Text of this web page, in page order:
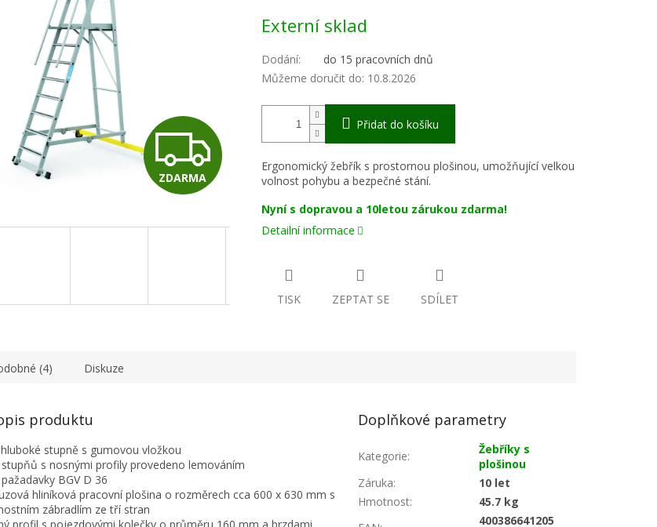
hvězdiček.
Z
D
R
ZDARMA
cena:
Externí sklad
Dodání:
do 15 pracovních dnů
Můžeme doručit do: 10.8.2026
Přidat do košíku
Ergonomický žebřík s prostornou plošinou, umožňující velkou
volnost pohybu a bezpečné stání.
Nyní s dopravou a 10letou zárukou zdarma!
Detailní informace
TISK ZEPTAT SE SDÍLET
(4) Diskuze
produktu
stupně s gumovou vložkou
s nosnými profily provedeno lemováním
BGV D 36
hliníková pracovní plošina o rozměrech cca 600 x 630 mm s
zábradlím ze tří stran
Doplňkové parametry
Kategorie:
Žebříky s
plošinou
Záruka:
10 let
Hmotnost:
45.7 kg
400386641205